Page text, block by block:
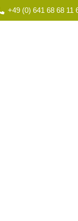
+49 (0) 641 68 68 11